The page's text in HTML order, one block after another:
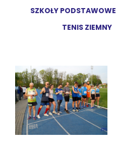
SZKOŁY PODSTAWOWE
TENIS ZIEMNY